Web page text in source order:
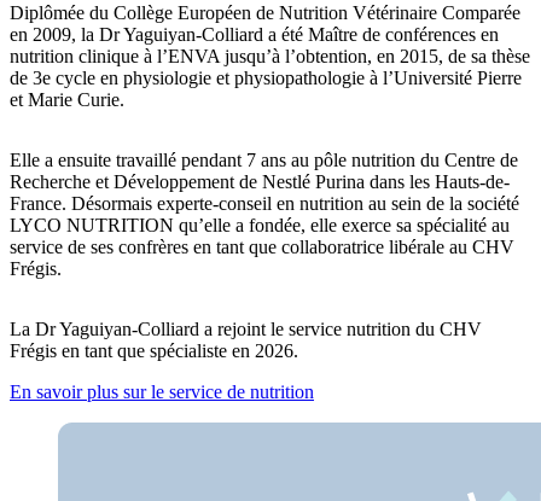
Diplômée du Collège Européen de Nutrition Vétérinaire Comparée
en 2009, la Dr Yaguiyan-Colliard a été Maître de conférences en
nutrition clinique à l’ENVA jusqu’à l’obtention, en 2015, de sa thèse
de 3e cycle en physiologie et physiopathologie à l’Université Pierre
et Marie Curie.
Elle a ensuite travaillé pendant 7 ans au pôle nutrition du Centre de
Recherche et Développement de Nestlé Purina dans les Hauts-de-
France. Désormais experte-conseil en nutrition au sein de la société
LYCO NUTRITION qu’elle a fondée, elle exerce sa spécialité au
service de ses confrères en tant que collaboratrice libérale au CHV
Frégis.
La Dr Yaguiyan-Colliard a rejoint le service nutrition du CHV
Frégis en tant que spécialiste en 2026.
En savoir plus sur le service de nutrition